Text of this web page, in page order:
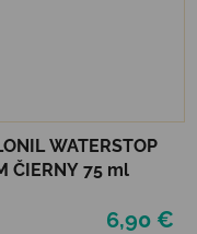
WATERSTOP
ČIERNY 75 ml
6,90 €